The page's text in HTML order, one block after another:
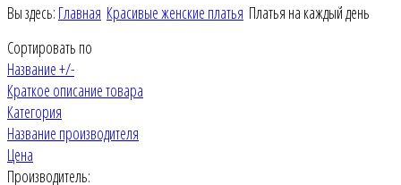
Вы здесь: Главная Красивые женские платья Платья на каждый день
Сортировать по
Название +/-
Краткое описание товара
Категория
Название производителя
Цена
Производитель: